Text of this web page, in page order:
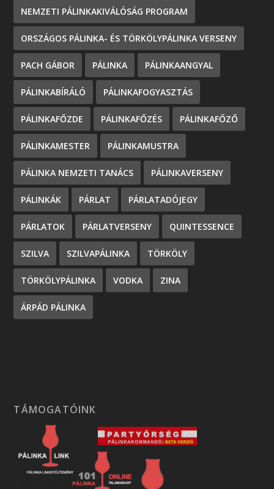
NEMZETI PÁLINKAKIVÁLÓSÁG PROGRAM
ORSZÁGOS PÁLINKA- ÉS TÖRKÖLYPÁLINKA VERSENY
PACH GÁBOR PÁLINKA PÁLINKAANGYAL
PÁLINKABÍRÁLÓ PÁLINKAFOGYASZTÁS
PÁLINKAFŐZDE PÁLINKAFŐZÉS PÁLINKAFŐZŐ
PÁLINKAMESTER PÁLINKAMUSTRA
PÁLINKA NEMZETI TANÁCS PÁLINKAVERSENY
PÁLINKÁK PÁRLAT PÁRLATADÓJEGY
PÁRLATOK PÁRLATVERSENY QUINTESSENCE
SZILVA SZILVAPÁLINKA TÖRKÖLY
TÖRKÖLYPÁLINKA VODKA ZINA
ÁRPÁD PÁLINKA
TÁMOGATÓINK